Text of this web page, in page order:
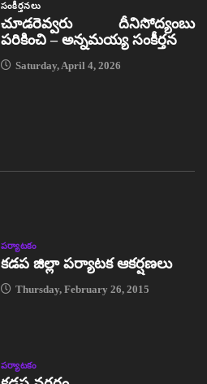
సంకీర్తనలు
చూడరెవ్వరు దీనిసోద్యంబు
పరికించి – అన్నమయ్య సంకీర్తన
Saturday, April 4, 2026
పర్యాటకం
కడప జిల్లా పర్యాటక ఆకర్షణలు
Thursday, February 26, 2015
పర్యాటకం